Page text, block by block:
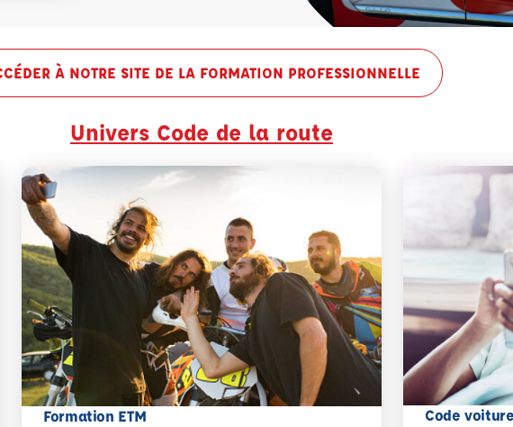
À NOTRE SITE DE LA FORMATION PROFESSIONNELLE
Univers Code de la route
Formation ETM Code